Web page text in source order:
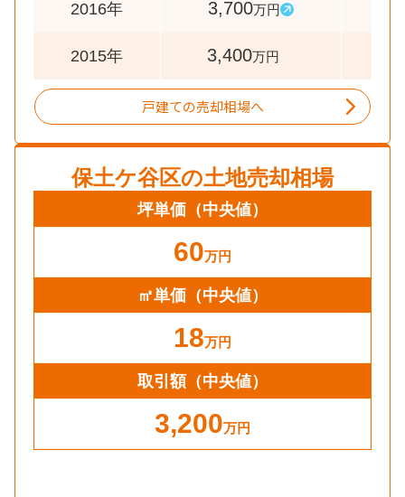
2016年 3,700万円
2015年 3,400万円
戸建ての売却相場へ
保土ケ谷区の土地売却相場
坪単価 （中央値）
60万円
㎡単価 （中央値）
18万円
取引額（中央値）
3,200万円